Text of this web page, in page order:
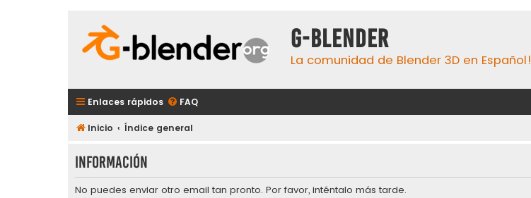
G-Blender
La comunidad de Blender 3D en Español!
Enlaces rápidos FAQ
Inicio Índice general
Información
No puedes enviar otro email tan pronto. Por favor, inténtalo más tarde.